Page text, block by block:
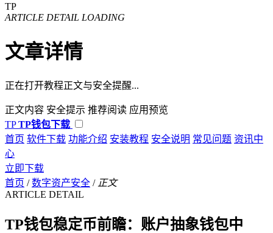
TP
ARTICLE DETAIL LOADING
文章详情
正在打开教程正文与安全提醒...
正文内容 安全提示 推荐阅读 应用预览
TP TP钱包下载
首页 软件下载 功能介绍 安装教程 安全说明 常见问题 资讯中
心
立即下载
首页 / 数字资产安全 / 正文
ARTICLE DETAIL
TP钱包稳定币前瞻：账户抽象钱包中